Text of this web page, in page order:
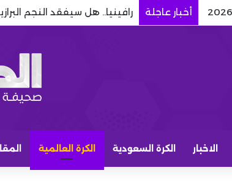
أخبار عاجلة رافينيا.. هل سيفقد النجم
الاخبار الكرة السعودية الكرة العالمية